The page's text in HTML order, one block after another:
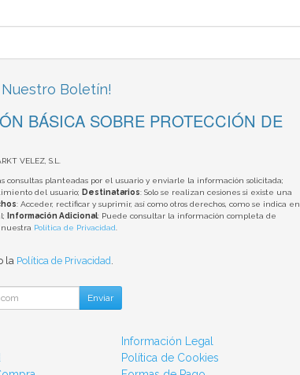
Nuestro Boletín!
BÁSICA SOBRE PROTECCIÓN DE
VELEZ, S.L.
consultas planteadas por el usuario y enviarle la información solicitada;
del usuario; Destinatarios: Solo se realizan cesiones si existe una
: Acceder, rectificar y suprimir, así como otros derechos, como se indica en
Información Adicional: Puede consultar la información completa de
nuestra Política de Privacidad.
la Política de Privacidad.
Enviar
Información Legal
Política de Cookies